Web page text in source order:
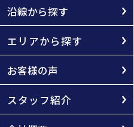
沿線から探す
エリアから探す
お客様の声
スタッフ紹介